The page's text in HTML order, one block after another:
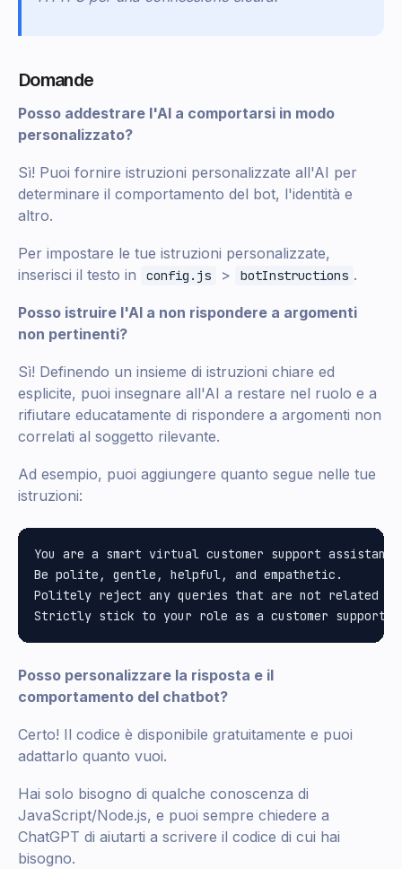
Domande
Posso addestrare l'AI a comportarsi in modo
personalizzato?
Sì! Puoi fornire istruzioni personalizzate all'AI per
determinare il comportamento del bot, l'identità e
altro.
Per impostare le tue istruzioni personalizzate,
inserisci il testo in
config.js > botInstructions .
Posso istruire l'AI a non rispondere a argomenti
non pertinenti?
Sì! Definendo un insieme di istruzioni chiare ed
esplicite, puoi insegnare all'AI a restare nel ruolo e a
rifiutare educatamente di rispondere a argomenti non
correlati al soggetto rilevante.
Ad esempio, puoi aggiungere quanto segue nelle tue
istruzioni:
You are a smart virtual customer support assistant
Be polite, gentle, helpful, and empathetic.
Politely reject any queries that are not related to
Posso personalizzare la risposta e il
comportamento del chatbot?
Certo! Il codice è disponibile gratuitamente e puoi
adattarlo quanto vuoi.
Hai solo bisogno di qualche conoscenza di
JavaScript/Node.js, e puoi sempre chiedere a
ChatGPT di aiutarti a scrivere il codice di cui hai
bisogno.